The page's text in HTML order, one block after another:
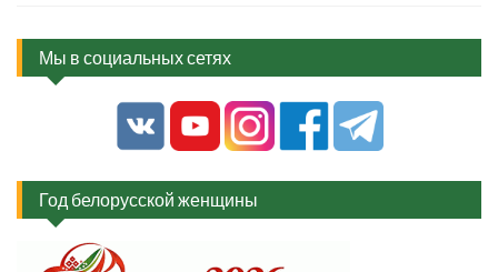
Мы в социальных сетях
Год белорусской женщины